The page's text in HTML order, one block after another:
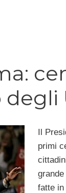
Il
primi
fatte in